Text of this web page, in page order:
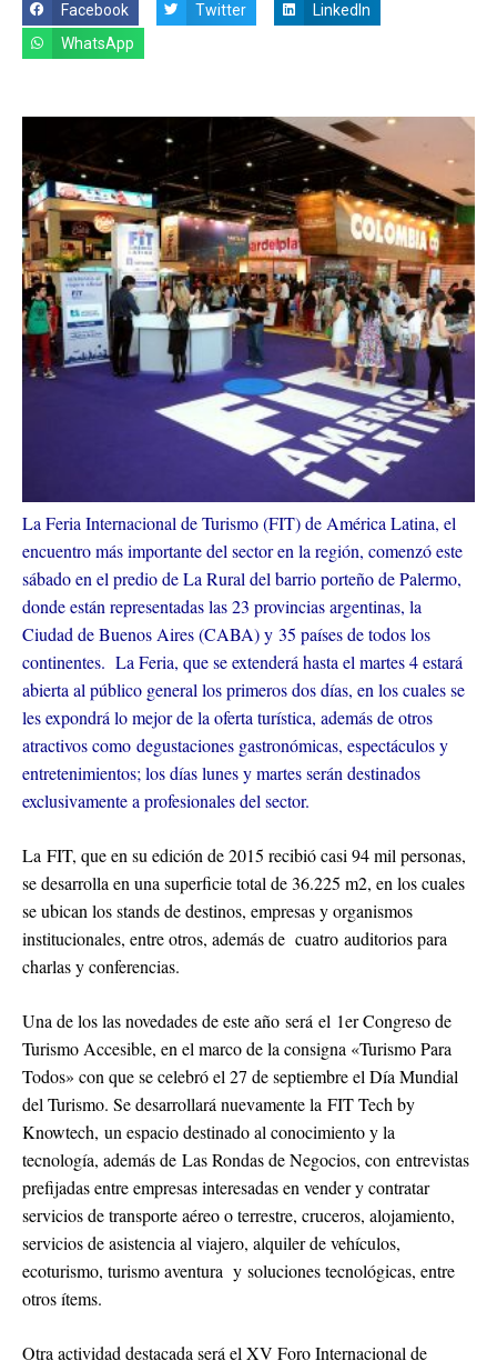
Facebook Twitter
LinkedIn
WhatsApp
La Feria Internacional de Turismo (FIT) de América Latina, el
encuentro más importante del sector en la región, comenzó este
sábado en el predio de La Rural del barrio porteño de Palermo,
donde están representadas las 23 provincias argentinas, la
Ciudad de Buenos Aires (CABA) y 35 países de todos los
continentes. La Feria, que se extenderá hasta el martes 4 estará
abierta al público general los primeros dos días, en los cuales se
les expondrá lo mejor de la oferta turística, además de otros
atractivos como degustaciones gastronómicas, espectáculos y
entretenimientos; los días lunes y martes serán destinados
exclusivamente a profesionales del sector.
La FIT, que en su edición de 2015 recibió casi 94 mil personas,
se desarrolla en una superficie total de 36.225 m2, en los cuales
se ubican los stands de destinos, empresas y organismos
institucionales, entre otros, además de cuatro auditorios para
charlas y conferencias.
Una de los las novedades de este año será el 1er Congreso de
Turismo Accesible, en el marco de la consigna «Turismo Para
Todos» con que se celebró el 27 de septiembre el Día Mundial
del Turismo. Se desarrollará nuevamente la FIT Tech by
Knowtech, un espacio destinado al conocimiento y la
tecnología, además de Las Rondas de Negocios, con entrevistas
prefijadas entre empresas interesadas en vender y contratar
servicios de transporte aéreo o terrestre, cruceros, alojamiento,
servicios de asistencia al viajero, alquiler de vehículos,
ecoturismo, turismo aventura y soluciones tecnológicas, entre
otros ítems.
Otra actividad destacada será el XV Foro Internacional de